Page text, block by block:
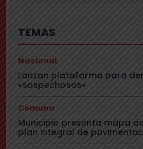
TEMAS
Nacional
Lanzan plataforma para
«sospechosos»
Comuna
Municipio presenta mapa
plan integral de